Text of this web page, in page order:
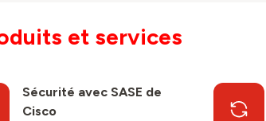
et services
Sécurité avec SASE de
Cisco